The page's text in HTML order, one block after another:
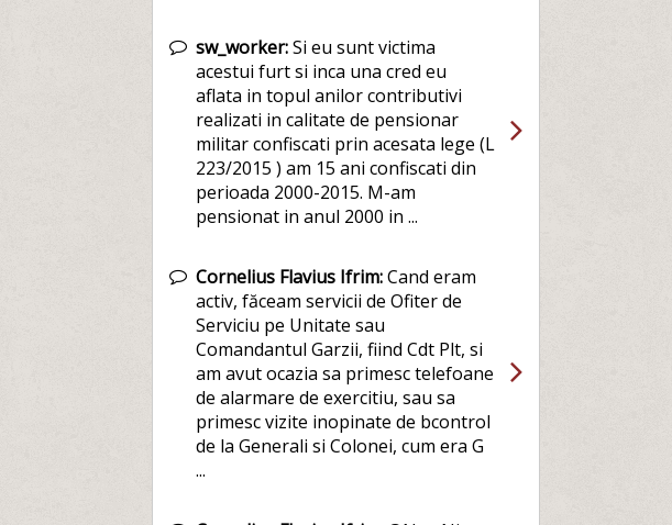
sw_worker:Si eu sunt victima
acestui furt si inca una cred eu
aflata in topul anilor contributivi
realizati in calitate de pensionar
militar confiscati prin acesata lege (L
223/2015 ) am 15 ani confiscati din
perioada 2000-2015. M-am
pensionat in anul 2000 in ...
Cornelius Flavius Ifrim:Cand eram
activ, făceam servicii de Ofiter de
Serviciu pe Unitate sau
Comandantul Garzii, fiind Cdt Plt, si
am avut ocazia sa primesc telefoane
de alarmare de exercitiu, sau sa
primesc vizite inopinate de bcontrol
de la Generali si Colonei, cum era G
...